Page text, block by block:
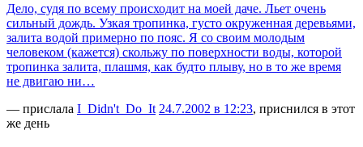
Дело, судя по всему происходит на моей даче. Льет очень
сильный дождь. Узкая тропинка, густо окруженная деревьями,
залита водой примерно по пояс. Я со своим молодым
человеком (кажется) скольжу по поверхности воды, которой
тропинка залита, плашмя, как будто плыву, но в то же время
не двигаю ни…
— прислала I_Didn't_Do_It 24.7.2002 в 12:23, приснился в этот
же день